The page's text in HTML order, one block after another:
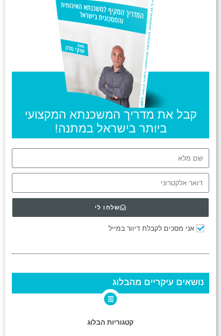
קבל את מדריך המשכנתא המקצועי
ביותר בישראל במתנה!
אני מסכים לקבלת דיוור במייל
שלחו לי
נושאים עיקריים מהבלוג
קטגוריות הבלוג